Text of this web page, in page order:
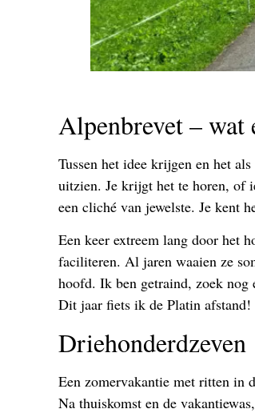
Alpenbrevet – wat
Tussen het idee krijgen en het
uitzien. Je krijgt het te horen, of
een cliché van jewelste. Je kent
Een keer extreem lang door het
faciliteren. Al jaren waaien ze
hoofd. Ik ben getraind, zoek
Dit jaar fiets ik de Platin afstand!
Driehonderdzeven
Een zomervakantie met ritten in
Na thuiskomst en de